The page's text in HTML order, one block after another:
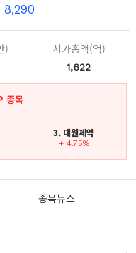
8,290
) 시가총액(억)
1,622
종목
3. 대원제약
+ 4.75%
종목뉴스